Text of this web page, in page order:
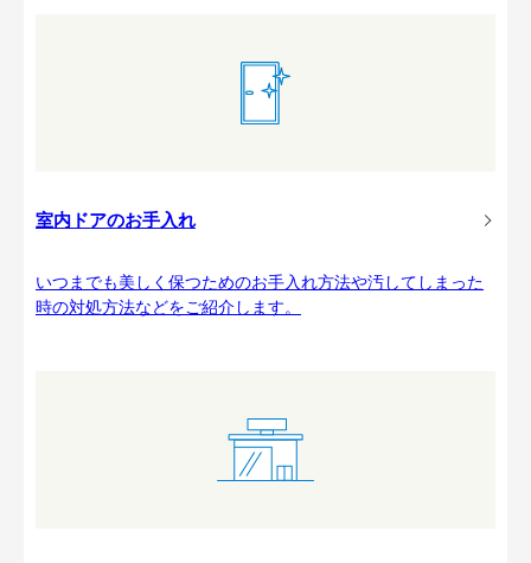
室内ドアのお手入れ
いつまでも美しく保つためのお手入れ方法や汚してしまった
時の対処方法などをご紹介します。